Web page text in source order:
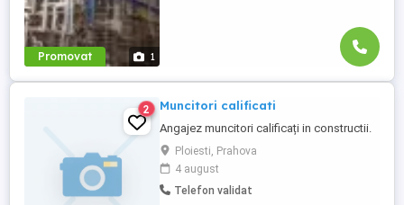
Promovat 1
2 Muncitori calificati
Angajez muncitori calificați in constructii.
Ploiesti, Prahova
4 august
Telefon validat